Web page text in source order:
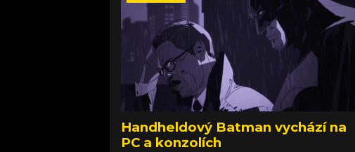
Handheldový Batman vychází na
PC a konzolích